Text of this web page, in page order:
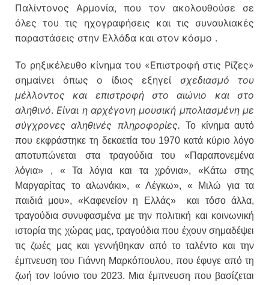
Παλίντονος Αρμονία, που τον ακολουθούσε σε
όλες του τις ηχογραφήσεις και τις συναυλιακές
παραστάσεις στην Ελλάδα και στον κόσμο .
Το ρηξικέλευθο κίνημα του «Επιστροφή στις Ρίζες»
σημαίνει όπως ο ίδιος εξηγεί σχεδιασμό του
μέλλοντος και επιστροφή στο αιώνιο και στο
αληθινό.Είναι η αρχέγονη μουσική μπολιασμένη με
σύγχρονες αληθινές πληροφορίες.
Το κίνημα αυτό
που εκφράστηκε τη δεκαετία του 1970 κατά κύριο λόγο
αποτυπώνεται στα τραγούδια του «Παραπονεμένα
λόγια» , « Τα λόγια και τα χρόνια», «Κάτω στης
Μαργαρίτας το αλωνάκι», « Λέγκω», « Μιλώ για τα
παιδιά μου», «Καφενείον η Ελλάς» και τόσο άλλα,
τραγούδια συνυφασμένα με την πολιτική και κοινωνική
ιστορία της χώρας μας, τραγούδια που έχουν σημαδέψει
τις ζωές μας και γεννήθηκαν από το ταλέντο και την
έμπνευση του Γιάννη Μαρκόπουλου, που έφυγε από τη
ζωή τον Ιούνιο του 2023. Μια έμπνευση που βασίζεται